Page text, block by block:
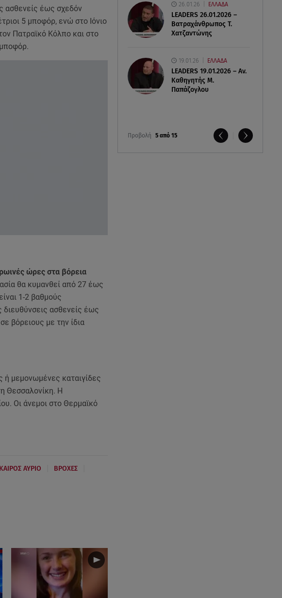
26.01.26 ΕΛΛΑΔΑ
LEADERS 26.01.2026 –
Βατραχάνθρωπος Τ.
Χατζαντώνης
19.01.26 ΕΛΛΑΔΑ
LEADERS 19.01.2026 – Αν.
Καθηγητής Μ.
Παπάζογλου
Προβολή 5 από 15
ασθενείς έως σχεδόν
5 μποφόρ, ενώ στο Ιόνιο
Πατραϊκό Κόλπο και στο
μποφόρ.
ώρες στα βόρεια
θα κυμανθεί από 27 έως
1-2 βαθμούς
ασθενείς έως
βόρειους με την ίδια
ή μεμονωμένες καταιγίδες
Θεσσαλονίκη. Η
Οι άνεμοι στο Θερμαϊκό
ΚΑΙΡΟΣ ΑΥΡΙΟ ΒΡΟΧΕΣ